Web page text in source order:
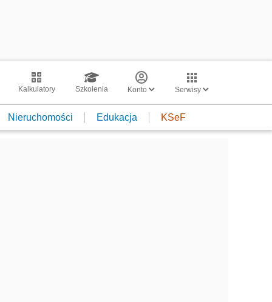
Kalkulatory Szkolenia Konto Serwisy
Nieruchomości Edukacja KSeF